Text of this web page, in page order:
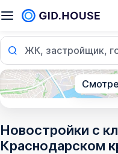
ЖК, застройщик,
Новостройки с
Краснодарском